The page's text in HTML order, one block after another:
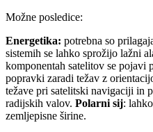
Možne posledice:
Energetika: potrebna so
sistemih se lahko sprožijo lažni
komponentah satelitov se pojavi
popravki zaradi težav z
težave pri satelitski navigaciji in
radijskih valov. Polarni sij:
zemljepisne širine.